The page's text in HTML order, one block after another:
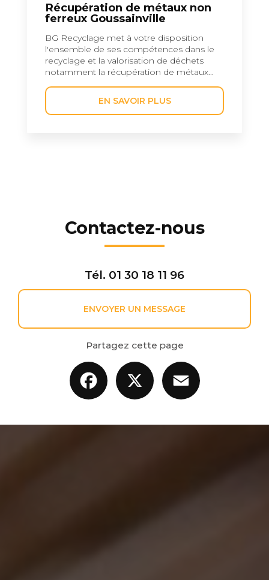
Récupération de métaux non
ferreux Goussainville
BG Recyclage met à votre disposition
l'ensemble de ses compétences dans le
recyclage et la valorisation de déchets
notamment la récupération de métaux...
EN SAVOIR PLUS
Contactez-nous
Tél. 01 30 18 11 96
ENVOYER UN MESSAGE
Partagez cette page
Facebook